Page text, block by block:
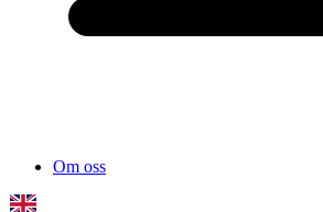
Om oss